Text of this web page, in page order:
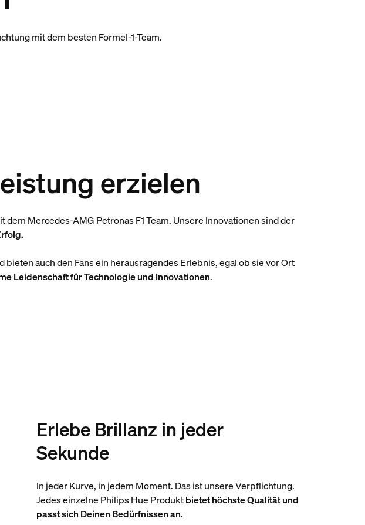
mit dem besten Formel-1-Team.
erzielen
Mercedes-AMG Petronas F1 Team. Unsere Innovationen sind der
auch den Fans ein herausragendes Erlebnis, egal ob sie vor Ort
Leidenschaft für Technologie und Innovationen.
Erlebe Brillanz in jeder
Sekunde
In jeder Kurve, in jedem Moment. Das ist unsere Verpflichtung.
Jedes einzelne Philips Hue Produktbietet höchste Qualität und
passt sich Deinen Bedürfnissen an.